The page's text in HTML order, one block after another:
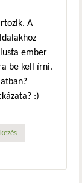
A
ember
be kell írni.
:)